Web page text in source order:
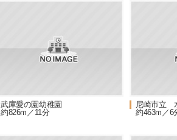
武庫愛の園幼稚園
約826m／11分
尼崎市立
約463m／6